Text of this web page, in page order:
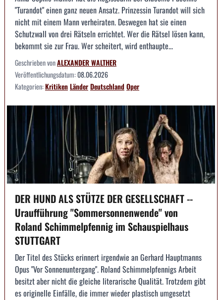
"Turandot" einen ganz neuen Ansatz. Prinzessin Turandot will sich
nicht mit einem Mann verheiraten. Deswegen hat sie einen
Schutzwall von drei Rätseln errichtet. Wer die Rätsel lösen kann,
bekommt sie zur Frau. Wer scheitert, wird enthaupte...
Geschrieben vonALEXANDER WALTHER
Veröffentlichungsdatum:08.06.2026
Kategorien:KritikenLänderDeutschlandOper
DER HUND ALS STÜTZE DER GESELLSCHAFT --
Uraufführung "Sommersonnenwende" von
Roland Schimmelpfennig im Schauspielhaus
STUTTGART
Der Titel des Stücks erinnert irgendwie an Gerhard Hauptmanns
Opus "Vor Sonnenuntergang". Roland Schimmelpfennigs Arbeit
besitzt aber nicht die gleiche literarische Qualität. Trotzdem gibt
es originelle Einfälle, die immer wieder plastisch umgesetzt